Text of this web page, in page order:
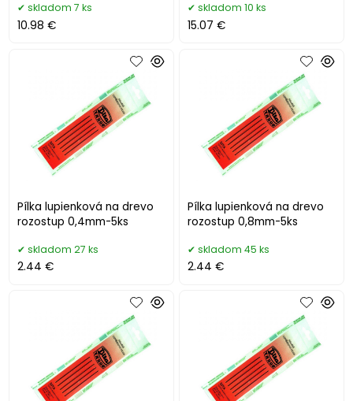
skladom 7 ks
10.98 €
skladom 10 ks
15.07 €
Pílka lupienková na drevo
rozostup 0,4mm-5ks
skladom 27 ks
2.44 €
Pílka lupienková na drevo
rozostup 0,8mm-5ks
skladom 45 ks
2.44 €